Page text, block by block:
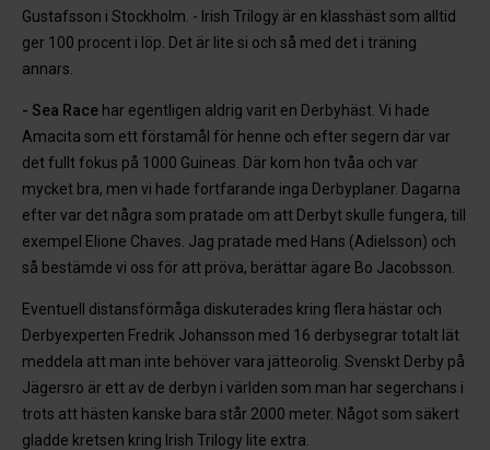
Gustafsson i Stockholm. - Irish Trilogy är en klasshäst som alltid
ger 100 procent i löp. Det är lite si och så med det i träning
annars.
- Sea Race har egentligen aldrig varit en Derbyhäst. Vi hade
Amacita som ett förstamål för henne och efter segern där var
det fullt fokus på 1000 Guineas. Där kom hon tvåa och var
mycket bra, men vi hade fortfarande inga Derbyplaner. Dagarna
efter var det några som pratade om att Derbyt skulle fungera, till
exempel Elione Chaves. Jag pratade med Hans (Adielsson) och
så bestämde vi oss för att pröva, berättar ägare Bo Jacobsson.
Eventuell distansförmåga diskuterades kring flera hästar och
Derbyexperten Fredrik Johansson med 16 derbysegrar totalt lät
meddela att man inte behöver vara jätteorolig. Svenskt Derby på
Jägersro är ett av de derbyn i världen som man har segerchans i
trots att hästen kanske bara står 2000 meter. Något som säkert
gladde kretsen kring Irish Trilogy lite extra.